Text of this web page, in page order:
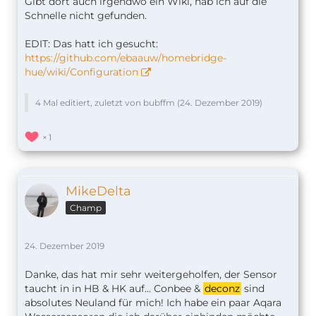
Schnelle nicht gefunden.
EDIT: Das hatt ich gesucht:
https://github.com/ebaauw/homebridge-
hue/wiki/Configuration
4 Mal editiert, zuletzt von bubffm (24. Dezember 2019)
1
MikeDelta
Champ
24. Dezember 2019
Danke, das hat mir sehr weitergeholfen, der Sensor
taucht in in HB & HK auf... Conbee & deconz sind
absolutes Neuland für mich! Ich habe ein paar Aqara